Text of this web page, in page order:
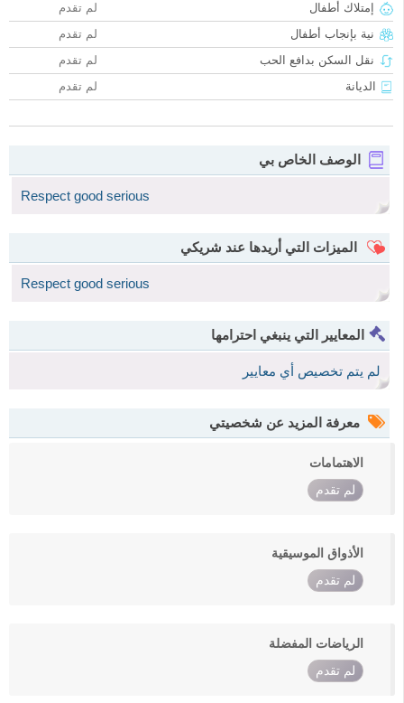
إمتلاك أطفال
لم تقدم
نية بإنجاب أطفال
لم تقدم
نقل السكن بدافع الحب
لم تقدم
الديانة
لم تقدم
الوصف الخاص بي
Respect good serious
الميزات التي أريدها عند شريكي
Respect good serious
المعايير التي ينبغي احترامها
لم يتم تخصيص أي معايير
معرفة المزيد عن شخصيتي
الاهتمامات
لم تقدم
الأذواق الموسيقية
لم تقدم
الرياضات المفضلة
لم تقدم